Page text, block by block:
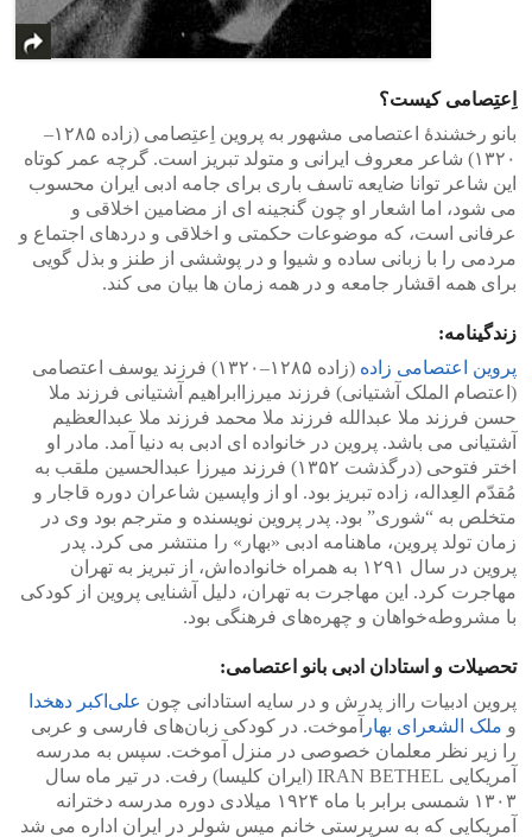
اِعتِصامی کیست؟
بانو رخشندهٔ اعتصامی مشهور به پروین اِعتِصامی (زاده ۱۲۸۵–
۱۳۲۰) شاعر معروف ایرانی و متولد تبریز است. گرچه عمر کوتاه
این شاعر توانا ضایعه تاسف باری برای جامه ادبی ایران محسوب
می شود، اما اشعار او چون گنجینه ای از مضامین اخلاقی و
عرفانی است، که موضوعات حکمتی و اخلاقی و دردهای اجتماع و
مردمی را با زبانی ساده و شیوا و در پوششی از طنز و بذل گویی
برای همه اقشار جامعه و در همه زمان ها بیان می کند.
زندگینامه:
پروین اعتصامی زاده
(زاده ۱۲۸۵–۱۳۲۰) فرزند یوسف اعتصامی
(اعتصام‌ الملک آشتیانی) فرزند میرزاابراهیم آشتیانی فرزند ملا
حسن فرزند ملا عبدالله فرزند ملا محمد فرزند ملا عبدالعظیم
آشتیانی می باشد. پروین در خانواده ای ادبی به دنیا آمد. مادر او
اختر فتوحی (درگذشت ۱۳۵۲) فرزند میرزا عبدالحسین ملقب به
مُقدّم العِداله، زاده تبریز بود. او از واپسین شاعران دوره قاجار و
متخلص به “شوری” بود. پدر پروین نویسنده و مترجم بود وی در
زمان تولد پروین، ماهنامه ادبی «بهار» را منتشر می کرد. پدر
پروین در سال ۱۲۹۱ به همراه خانواده‌اش، از تبریز به تهران
مهاجرت کرد. این مهاجرت به تهران، دلیل آشنایی پروین از کودکی
با مشروطه‌خواهان و چهره‌های فرهنگی بود.
تحصیلات و استادان ادبی بانو اعتصامی:
پروین ادبیات رااز پدرش و در سایه استادانی چون علی‌اکبر دهخدا
و ملک الشعرای بهار آموخت. در کودکی زبان‌های فارسی و عربی
را زیر نظر معلمان خصوصی در منزل آموخت. سپس به مدرسه
آمریکایی IRAN BETHEL (ایران کلیسا) رفت. در تیر ماه سال
۱۳۰۳ شمسی برابر با ماه ۱۹۲۴ میلادی دوره مدرسه دخترانه
آمریکایی که به سرپرستی خانم میس شولر در ایران اداره می شد